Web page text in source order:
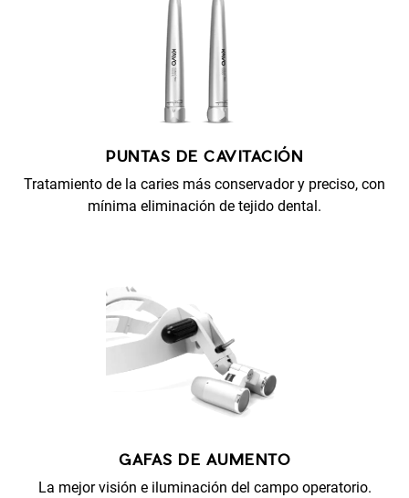
PUNTAS DE CAVITACIÓN
Tratamiento de la caries más conservador y preciso, con
mínima eliminación de tejido dental.
GAFAS DE AUMENTO
La mejor visión e iluminación del campo operatorio.